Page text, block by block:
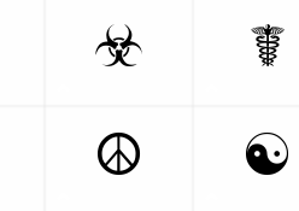
☣ ☤
☮ ☯